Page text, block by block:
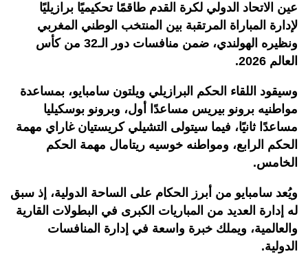
عين الاتحاد الدولي لكرة القدم طاقمًا تحكيميًا برازيليًا
لإدارة المباراة المرتقبة بين المنتخب الوطني المغربي
ونظيره الهولندي، ضمن منافسات دور الـ32 من كأس
العالم 2026.
وسيقود اللقاء الحكم البرازيلي ويلتون سامبايو، بمساعدة
مواطنيه برونو بيريس مساعدًا أول، وبرونو بوسكيليا
مساعدًا ثانيًا، فيما سيتولى التشيلي كريستيان غاراي مهمة
الحكم الرابع، ومواطنه خوسيه ريتامال مهمة الحكم
الخامس.
ويُعد سامبايو من أبرز الحكام على الساحة الدولية، إذ سبق
له إدارة العديد من المباريات الكبرى في البطولات القارية
والعالمية، ويملك خبرة واسعة في إدارة المنافسات
الدولية.